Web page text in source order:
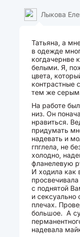
Лыкова
Татьяна, а
в одежде
когдачернве
белыми. Я,
цвета,
контрастные
тем же
На работе
низ. Он
нравиться.
придумать
надевать и
гпглела, не
холодно,
фланелевую
И ходила как
с поднятой
и сексуально
плечах.
большое. А
надевала